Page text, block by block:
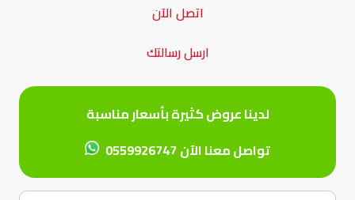
اتصل الآن
ارسل رسالتك
لدينا عروض كثيرة بأسعار مناسبة
تواصل معنا الآن0559926747